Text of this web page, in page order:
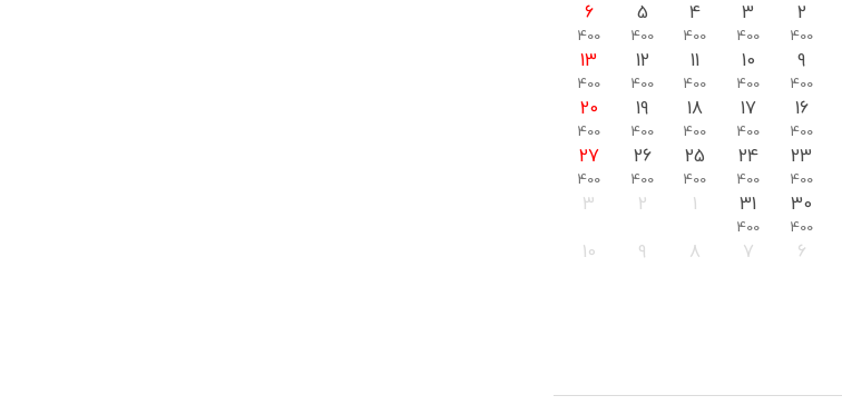
2
400
3
400
4
400
5
400
6
400
9
400
10
400
11
400
12
400
13
400
16
400
17
400
18
400
19
400
20
400
23
400
24
400
25
400
26
400
27
400
30
400
31
400
1
2
3
6
7
8
9
10